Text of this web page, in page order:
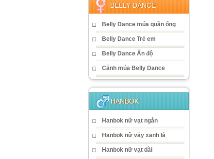
BELLY DANCE
Belly Dance múa quần ống
Belly Dance Trẻ em
Belly Dance Ấn độ
Cánh múa Belly Dance
HANBOK
Hanbok nữ vạt ngắn
Hanbok nữ váy xanh lá
Hanbok nữ vạt dài